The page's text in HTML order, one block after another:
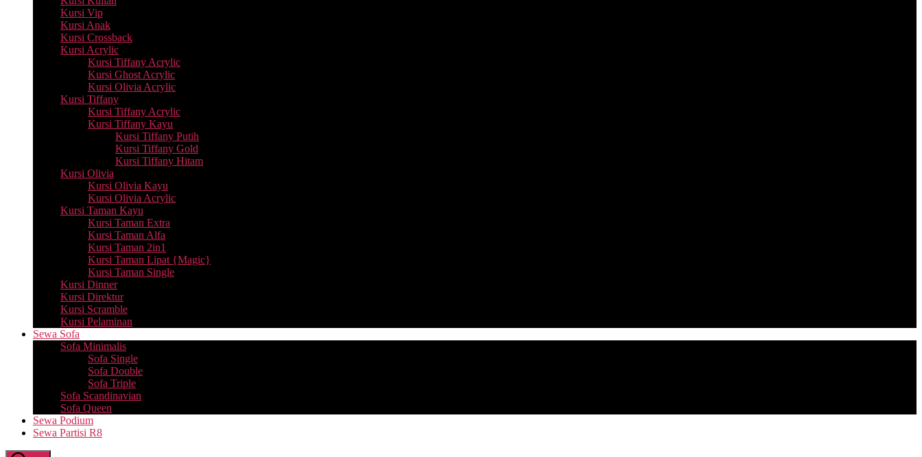
Kursi Vip
Kursi Anak
Kursi Crossback
Kursi Acrylic
Kursi Tiffany Acrylic
Kursi Ghost Acrylic
Kursi Olivia Acrylic
Kursi Tiffany
Kursi Tiffany Acrylic
Kursi Tiffany Kayu
Kursi Tiffany Putih
Kursi Tiffany Gold
Kursi Tiffany Hitam
Kursi Olivia
Kursi Olivia Kayu
Kursi Olivia Acrylic
Kursi Taman Kayu
Kursi Taman Extra
Kursi Taman Alfa
Kursi Taman 2in1
Kursi Taman Lipat {Magic}
Kursi Taman Single
Kursi Dinner
Kursi Direktur
Kursi Scramble
Kursi Pelaminan
Sewa Sofa
Sofa Minimalis
Sofa Single
Sofa Double
Sofa Triple
Sofa Scandinavian
Sofa Queen
Sewa Podium
Sewa Partisi R8